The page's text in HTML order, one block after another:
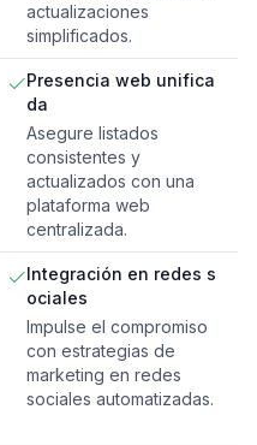
actualizaciones
simplificados.
Presencia web unifica
da
Asegure listados
consistentes y
actualizados con una
plataforma web
centralizada.
Integración en redes s
ociales
Impulse el compromiso
con estrategias de
marketing en redes
sociales automatizadas.